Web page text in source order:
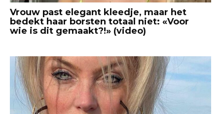
Vrouw past elegant kleedje, maar het
bedekt haar borsten totaal niet: «Voor
wie is dit gemaakt?!» (video)